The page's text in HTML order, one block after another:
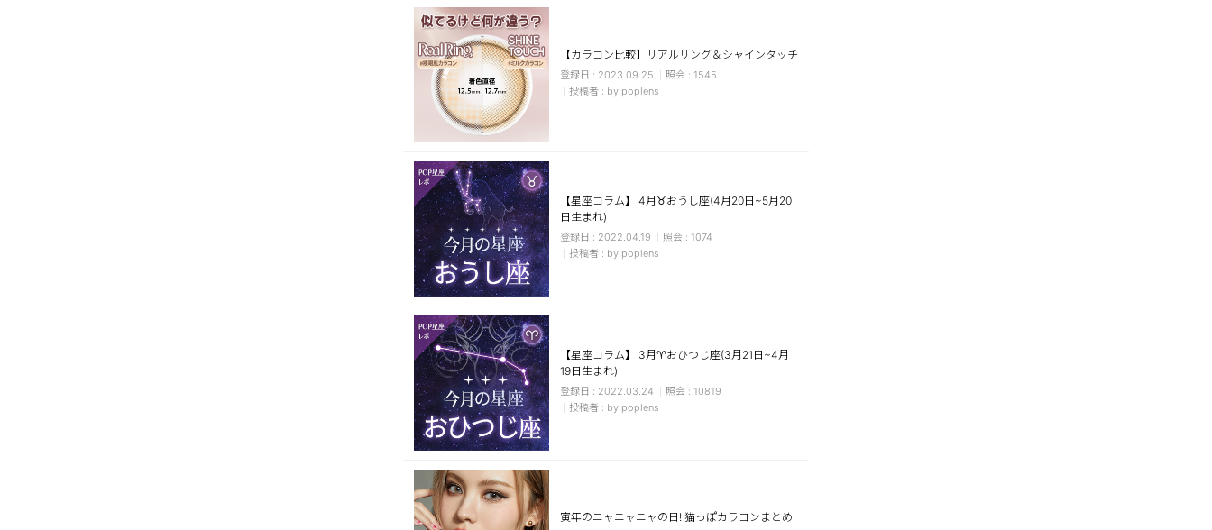
【カラコン比較】リアルリング＆シャインタッチ
2023.09.25
1545
by poplens
【星座コラム】 4月♉おうし座(4月20日~5月20
日生まれ)
2022.04.19
1074
by poplens
【星座コラム】 3月♈おひつじ座(3月21日~4月
19日生まれ)
2022.03.24
10819
by poplens
寅年のニャニャニャの日! 猫っぽカラコンまとめ